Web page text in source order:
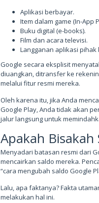
Aplikasi berbayar.
Item dalam game (In-App
Buku digital (e-books).
Film dan acara televisi.
Langganan aplikasi
Google secara eksplisit
diuangkan, ditransfer ke
melalui fitur resmi mereka.
Oleh karena itu, jika Anda
Google Play, Anda tidak akan
jalur langsung untuk
Apakah Bisakah
Menyadari batasan resmi dari
mencairkan saldo mereka.
“cara mengubah saldo Google
Lalu, apa faktanya? Fakta
melakukan hal ini.